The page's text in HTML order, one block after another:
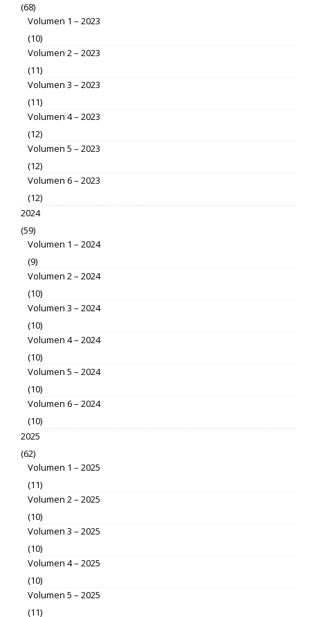
(68)
Volumen 1 – 2023
(10)
Volumen 2 – 2023
(11)
Volumen 3 – 2023
(11)
Volumen 4 – 2023
(12)
Volumen 5 – 2023
(12)
Volumen 6 – 2023
(12)
2024
(59)
Volumen 1 – 2024
(9)
Volumen 2 – 2024
(10)
Volumen 3 – 2024
(10)
Volumen 4 – 2024
(10)
Volumen 5 – 2024
(10)
Volumen 6 – 2024
(10)
2025
(62)
Volumen 1 – 2025
(11)
Volumen 2 – 2025
(10)
Volumen 3 – 2025
(10)
Volumen 4 – 2025
(10)
Volumen 5 – 2025
(11)